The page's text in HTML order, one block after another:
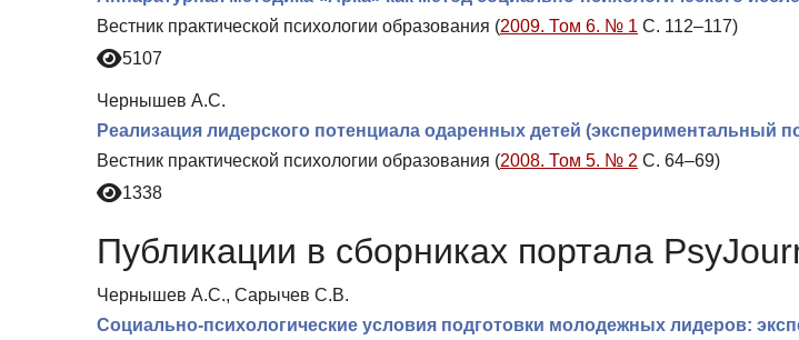
Вестник практической психологии образования (2009. Том 6. № 1 С. 112–117)
5107
Чернышев А.С.
Реализация лидерского потенциала одаренных детей (экспериментальный
Вестник практической психологии образования (2008. Том 5. № 2 С. 64–69)
1338
Публикации в сборниках портала
Чернышев А.С., Сарычев С.В.
Социально-психологические условия подготовки молодежных лидеров: